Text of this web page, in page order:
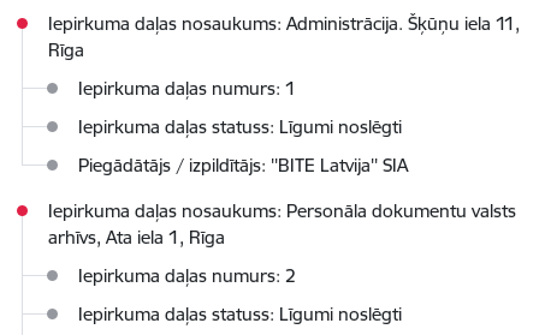
Iepirkuma daļas nosaukums: Administrācija. Šķūņu iela 11,
Rīga
Iepirkuma daļas numurs: 1
Iepirkuma daļas statuss: Līgumi noslēgti
Piegādātājs / izpildītājs: ''BITE Latvija'' SIA
Iepirkuma daļas nosaukums: Personāla dokumentu valsts
arhīvs, Ata iela 1, Rīga
Iepirkuma daļas numurs: 2
Iepirkuma daļas statuss: Līgumi noslēgti